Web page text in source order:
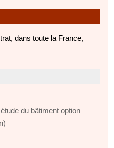
dans toute la France,
du bâtiment option